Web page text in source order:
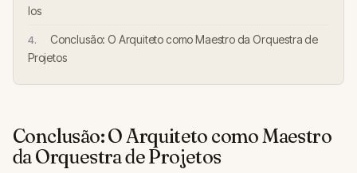
los
Conclusão: O Arquiteto como Maestro da Orquestra de
Projetos
Conclusão: O Arquiteto como Maestro
da Orquestra de Projetos